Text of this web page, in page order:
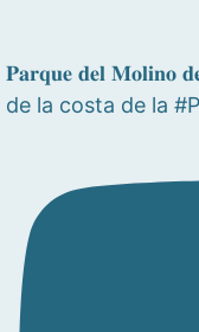
𝐏𝐚𝐫𝐪𝐮𝐞 𝐝𝐞𝐥 𝐌𝐨𝐥𝐢𝐧𝐨
de la costa de la